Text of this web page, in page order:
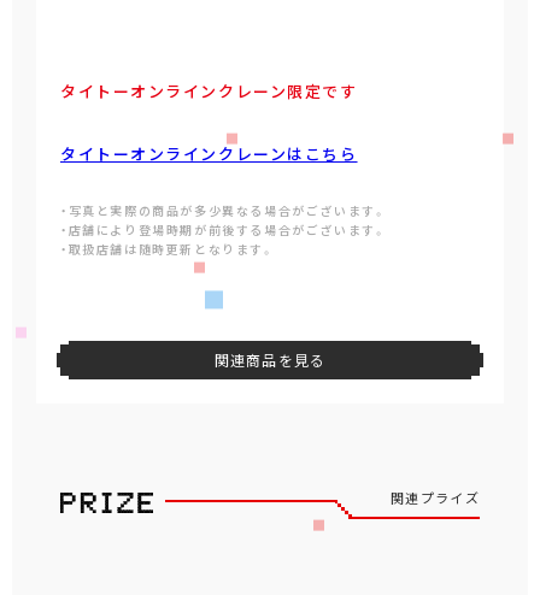
タイトーオンラインクレーン限定です
タイトーオンラインクレーンはこちら
・写真と実際の商品が多少異なる場合がございます。
・店舗により登場時期が前後する場合がございます。
・取扱店舗は随時更新となります。
関連商品を見る
関連プライズ